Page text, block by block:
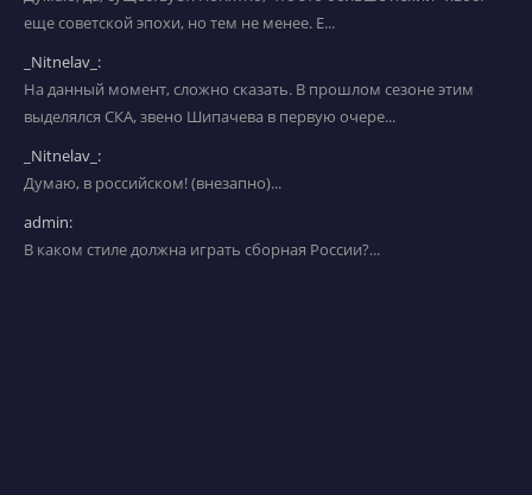
еще советской эпохи, но тем не менее. Е...
_Nitnelav_:
На данный момент, сложно сказать. В прошлом сезоне этим
выделялся СКА, звено Шипачева в первую очере...
_Nitnelav_:
Думаю, в российском! (внезапно)...
admin:
В каком стиле должна играть сборная России?...